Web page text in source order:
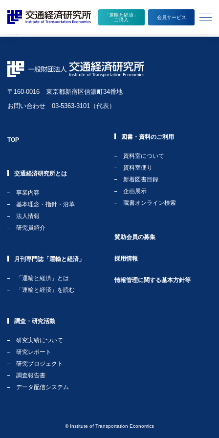
ニ
「運輸と経済」
ご購入
会員サービス
執筆者
〒160-0016 東京都新宿区信濃町34番地
お問い合わせ 03-5363-3101（代表）
TOP
交通経済研究所とは
事業内容
基本理念・指針・沿革
法人情報
研究員紹介
月刊専門誌「運輸と経済」
「運輸と経済」とは
「運輸と経済」を読む
調査・研究活動
研究実績について
研究レポート
研究プロジェクト
調査報告書
データ配信システム
図書・資料のご利用
資料室について
資料室便り
新着図書目録
企画展示
蔵書オンライン検索
賛助会員の募集
採用情報
情報管理に関する基本方針等
© Institute of Transportation Economics